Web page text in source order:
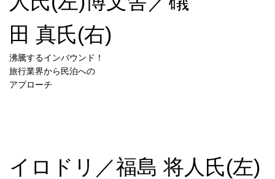
沸騰するインバウンド！
旅行業界から民泊への
アプローチ
イロドリ／福島 将人氏(左)